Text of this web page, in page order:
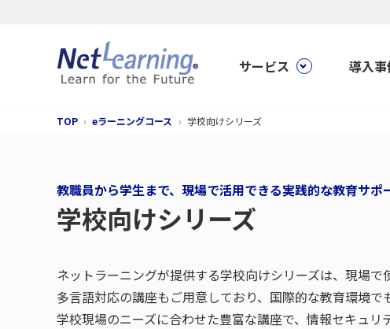
サービス 導入事
TOP eラーニングコース 学校向けシリーズ
教職員から学生まで、現場で活用できる実践的な教育サポ
学校向けシリーズ
ネットラーニングが提供する学校向けシリーズは、現場
多言語対応の講座もご用意しており、国際的な教育環境で
学校現場のニーズに合わせた豊富な講座で、情報セキュリ